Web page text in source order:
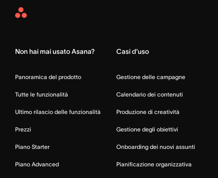
Asana
Non hai mai usato Asana?
Panoramica del prodotto
Tutte le funzionalità
Ultimo rilascio delle funzionalità
Prezzi
Piano Starter
Piano Advanced
Casi d’uso
Gestione delle campagne
Calendario dei contenuti
Produzione di creatività
Gestione degli obiettivi
Onboarding dei nuovi assunti
Pianificazione organizzativa